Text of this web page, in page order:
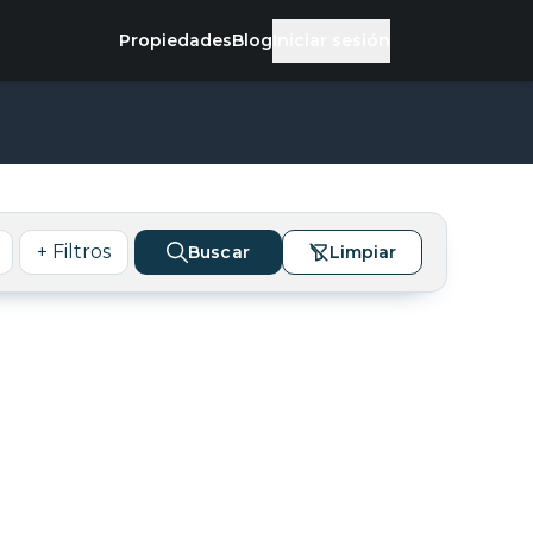
PropiedadesBlog
+ Filtros Buscar Limpiar